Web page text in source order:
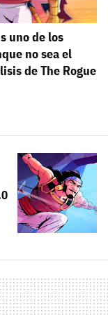
uno de los
no sea el
de The Rogue